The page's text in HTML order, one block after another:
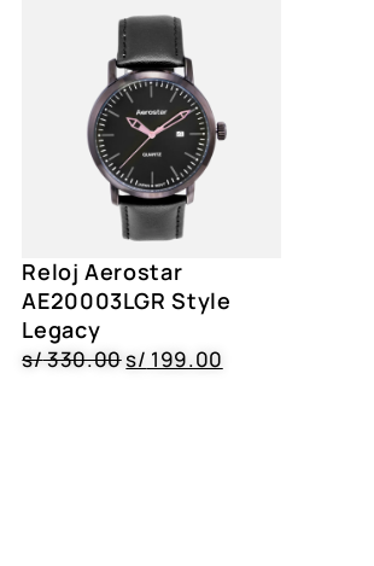
Reloj Aerostar
AE20003LGR Style
Legacy
s/330.00s/ 199.00